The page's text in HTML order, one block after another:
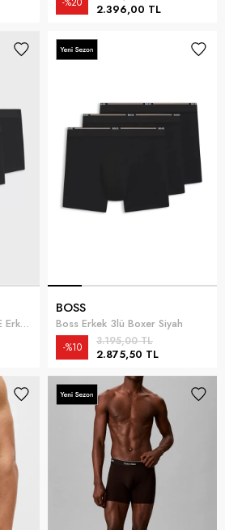
2.396,00 TL
Boss Trunk 3P BOSS ONE Erkek 3lü Boxer Siyah
BOSS
Boss Erkek 3lü Boxer Siyah
2.875,50 TL
3.195,00 TL
%10